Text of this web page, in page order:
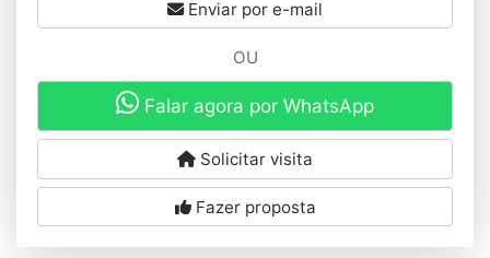
Enviar por e-mail
OU
Falar agora por WhatsApp
Solicitar visita
Fazer proposta